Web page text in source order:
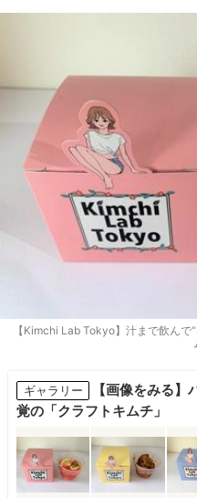
【Kimchi Lab Tokyo】汁まで飲ん
ギャラリー
【画像をみる
覚の「クラフトキムチ」